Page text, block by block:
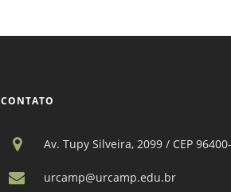
CONTATO
Av. Tupy Silveira, 2099 / CEP
urcamp@urcamp.edu.br